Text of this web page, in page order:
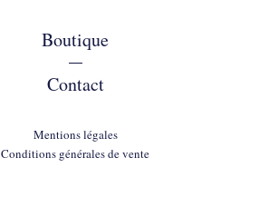
Boutique
—
Contact
Mentions légales
Conditions générales de vente